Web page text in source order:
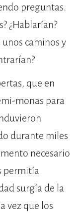
preguntas.
¿Hablarían?
unos caminos y
que en
monas para
durante miles
necesario
permitía
surgía de la
vez que los